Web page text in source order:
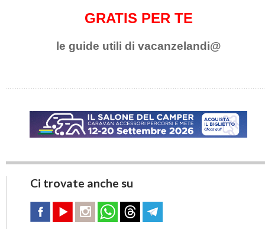
GRATIS PER TE
le guide utili di vacanzelandi@
Ci trovate anche su